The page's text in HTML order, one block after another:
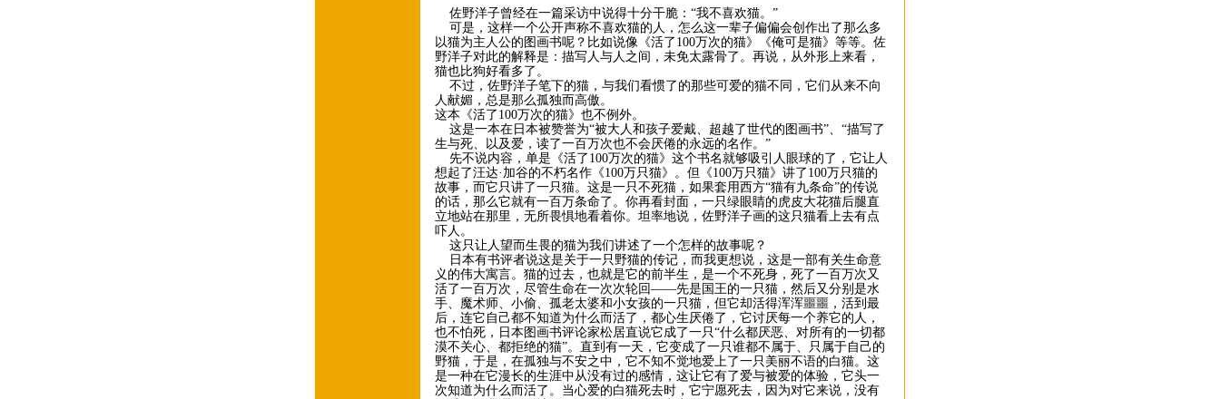
佐野洋子曾经在一篇采访中说得十分干脆：“我不喜欢猫。”
可是，这样一个公开声称不喜欢猫的人，怎么这一辈子偏偏会创作出了那么多
以猫为主人公的图画书呢？比如说像《活了100万次的猫》《俺可是猫》等等。佐
野洋子对此的解释是：描写人与人之间，未免太露骨了。再说，从外形上来看，
猫也比狗好看多了。
不过，佐野洋子笔下的猫，与我们看惯了的那些可爱的猫不同，它们从来不向
人献媚，总是那么孤独而高傲。
这本《活了100万次的猫》也不例外。
这是一本在日本被赞誉为“被大人和孩子爱戴、超越了世代的图画书”、“描写了
生与死、以及爱，读了一百万次也不会厌倦的永远的名作。”
先不说内容，单是《活了100万次的猫》这个书名就够吸引人眼球的了，它让人
想起了汪达·加谷的不朽名作《100万只猫》。但《100万只猫》讲了100万只猫的
故事，而它只讲了一只猫。这是一只不死猫，如果套用西方“猫有九条命”的传说
的话，那么它就有一百万条命了。你再看封面，一只绿眼睛的虎皮大花猫后腿直
立地站在那里，无所畏惧地看着你。坦率地说，佐野洋子画的这只猫看上去有点
吓人。
这只让人望而生畏的猫为我们讲述了一个怎样的故事呢？
日本有书评者说这是关于一只野猫的传记，而我更想说，这是一部有关生命意
义的伟大寓言。猫的过去，也就是它的前半生，是一个不死身，死了一百万次又
活了一百万次，尽管生命在一次次轮回——先是国王的一只猫，然后又分别是水
手、魔术师、小偷、孤老太婆和小女孩的一只猫，但它却活得浑浑噩噩，活到最
后，连它自己都不知道为什么而活了，都心生厌倦了，它讨厌每一个养它的人，
也不怕死，日本图画书评论家松居直说它成了一只“什么都厌恶、对所有的一切都
漠不关心、都拒绝的猫”。直到有一天，它变成了一只谁都不属于、只属于自己的
野猫，于是，在孤独与不安之中，它不知不觉地爱上了一只美丽不语的白猫。这
是一种在它漫长的生涯中从没有过的感情，这让它有了爱与被爱的体验，它头一
次知道为什么而活了。当心爱的白猫死去时，它宁愿死去，因为对它来说，没有